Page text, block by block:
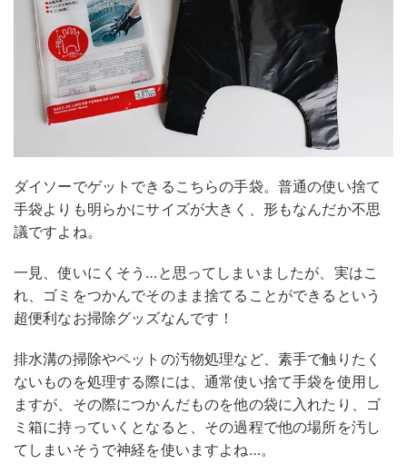
ダイソーでゲットできるこちらの手袋。普通の使い捨て
手袋よりも明らかにサイズが大きく、形もなんだか不思
議ですよね。
一見、使いにくそう…と思ってしまいましたが、実はこ
れ、ゴミをつかんでそのまま捨てることができるという
超便利なお掃除グッズなんです！
排水溝の掃除やペットの汚物処理など、素手で触りたく
ないものを処理する際には、通常使い捨て手袋を使用し
ますが、その際につかんだものを他の袋に入れたり、ゴ
ミ箱に持っていくとなると、その過程で他の場所を汚し
てしまいそうで神経を使いますよね…。